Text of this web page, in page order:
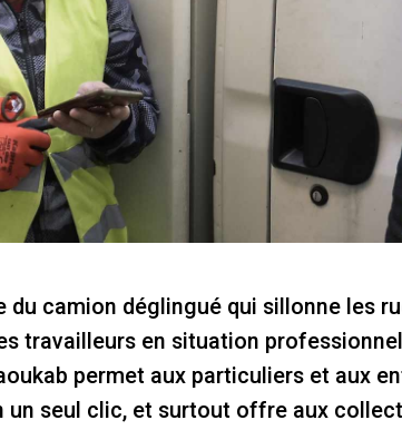
du camion déglingué qui sillonne les
travailleurs en situation
permet aux particuliers et aux
un seul clic, et surtout offre aux